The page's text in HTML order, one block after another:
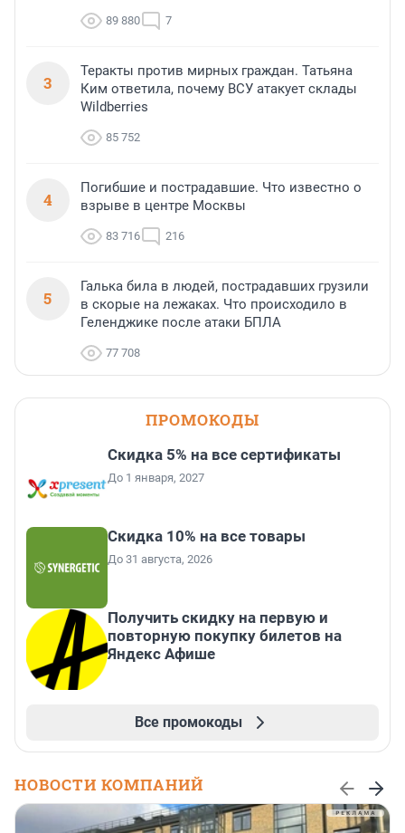
89 880 7
3
Теракты против мирных граждан. Татьяна
Ким ответила, почему ВСУ атакует склады
Wildberries
85 752
4
Погибшие и пострадавшие. Что известно о
взрыве в центре Москвы
83 716 216
5
Галька била в людей, пострадавших грузили
в скорые на лежаках. Что происходило в
Геленджике после атаки БПЛА
77 708
ПРОМОКОДЫ
Скидка 5% на все сертификаты
До 1 января, 2027
Скидка 10% на все товары
До 31 августа, 2026
Получить скидку на первую и
повторную покупку билетов на
Яндекс Афише
Все промокоды
НОВОСТИ КОМПАНИЙ